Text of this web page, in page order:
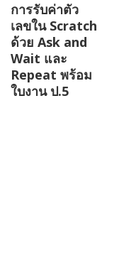
การรับค่าตัว
เลขใน Scratch
ด้วย Ask and
Wait และ
Repeat พร้อม
ใบงาน ป.5